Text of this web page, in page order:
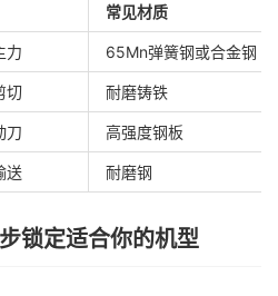
常见材质
力 65Mn弹簧钢或合金钢
切 耐磨铸铁
刀 高强度钢板
送 耐磨钢
锁定适合你的机型